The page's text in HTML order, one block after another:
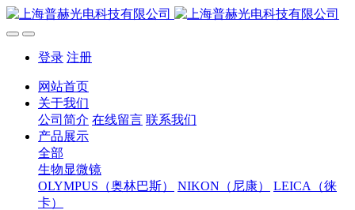
登录 注册
网站首页
关于我们
公司简介 在线留言 联系我们
产品展示
全部
生物显微镜
OLYMPUS（奥林巴斯）
NIKON（尼康）
LEICA（徕
卡）